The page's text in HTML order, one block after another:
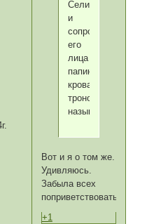
Селим
и
сопровождающие
его
лица
папину
кроватку
троном
называют?
Вот и я о том же.
Удивляюсь.
Забыла всех
поприветствовать.
+1